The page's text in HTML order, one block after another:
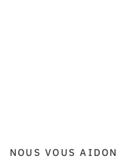
NOUS VOUS